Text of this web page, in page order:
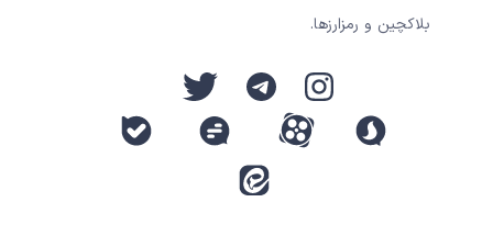
بلاکچین و رمزارزها.